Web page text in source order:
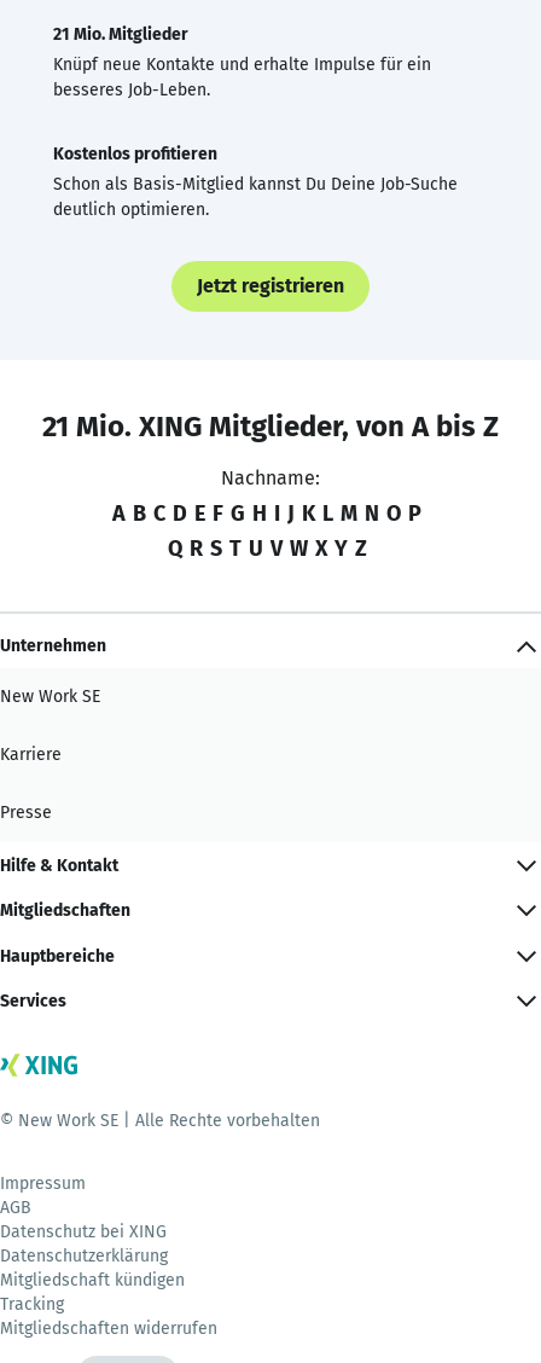
21 Mio. Mitglieder
Knüpf neue Kontakte und erhalte Impulse für ein
besseres Job-Leben.
Kostenlos profitieren
Schon als Basis-Mitglied kannst Du Deine Job-Suche
deutlich optimieren.
Jetzt registrieren
21 Mio. XING Mitglieder, von A bis Z
Nachname:
A B C D E F G H I J K L M N O P
Q R S T U V W X Y Z
Unternehmen
New Work SE
Karriere
Presse
Hilfe & Kontakt
Mitgliedschaften
Hauptbereiche
Services
© New Work SE | Alle Rechte vorbehalten
Impressum
AGB
Datenschutz bei XING
Datenschutzerklärung
Mitgliedschaft kündigen
Tracking
Mitgliedschaften widerrufen